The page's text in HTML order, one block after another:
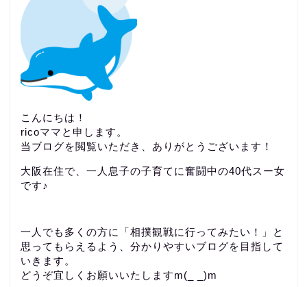
こんにちは！
ricoママと申します。
当ブログを閲覧いただき、ありがとうございます！
大阪在住で、一人息子の子育てに奮闘中の40代スー女
です♪
一人でも多くの方に「相撲観戦に行ってみたい！」と
思ってもらえるよう、分かりやすいブログを目指して
いきます。
どうぞ宜しくお願いいたしますm(_ _)m